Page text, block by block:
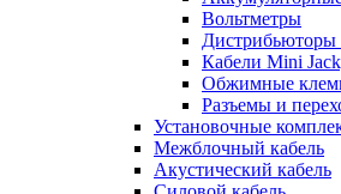
Вольтметры
Дистрибьюторы
Кабели Mini
Обжимные
Разъемы и
Установочные
Межблочный кабель
Акустический кабель